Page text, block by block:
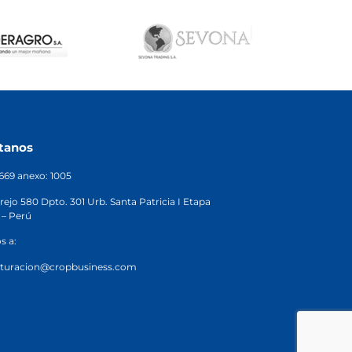
anexo: 1005
580 Dpto. 301 Urb. Santa Patricia I Etapa
Perú
a: